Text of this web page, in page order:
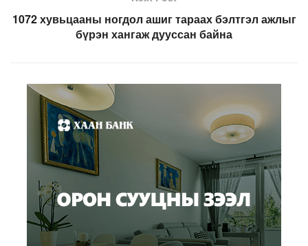
1072 хувьцааны ногдол ашиг тараах бэлтгэл ажлыг
бүрэн хангаж дууссан байна